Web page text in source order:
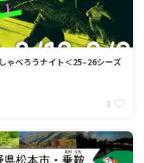
ゃべろうナイト＜25–26シーズ
8